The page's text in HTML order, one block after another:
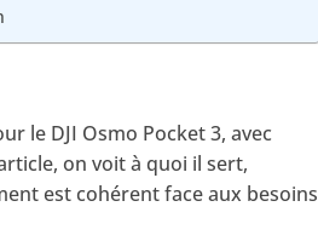
le DJI Osmo Pocket 3, avec
on voit à quoi il sert,
est cohérent face aux besoins